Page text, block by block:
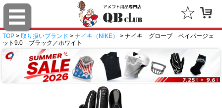
TOP > 取り扱いブランド > ナイキ（NIKE）
> ナイキ グローブ ベイパージェ
ット9.0 ブラック／ホワイト